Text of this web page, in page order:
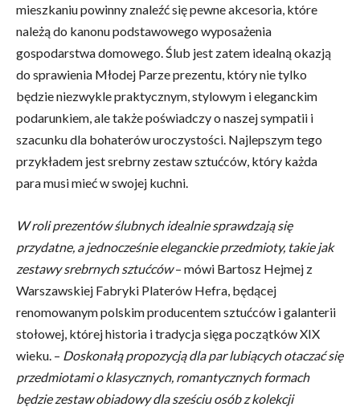
mieszkaniu powinny znaleźć się pewne akcesoria, które
należą do kanonu podstawowego wyposażenia
gospodarstwa domowego. Ślub jest zatem idealną okazją
do sprawienia Młodej Parze prezentu, który nie tylko
będzie niezwykle praktycznym, stylowym i eleganckim
podarunkiem, ale także poświadczy o naszej sympatii i
szacunku dla bohaterów uroczystości. Najlepszym tego
przykładem jest srebrny zestaw sztućców, który każda
para musi mieć w swojej kuchni.
W roli prezentów ślubnych idealnie sprawdzają się
przydatne, a jednocześnie eleganckie przedmioty, takie jak
zestawy srebrnych sztućców– mówi Bartosz Hejmej z
Warszawskiej Fabryki Platerów Hefra, będącej
renomowanym polskim producentem sztućców i galanterii
stołowej, której historia i tradycja sięga początków XIX
wieku. – Doskonałą propozycją dla par lubiących otaczać się
przedmiotami o klasycznych, romantycznych formach
będzie zestaw obiadowy dla sześciu osób z kolekcji